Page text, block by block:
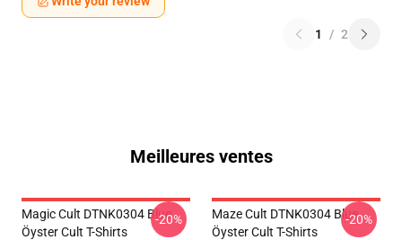
1 / 2
Meilleures ventes
Magic Cult DTNK0304 Blue
Öyster Cult T-Shirts
-20%
Maze Cult DTNK0304 Blue
Öyster Cult T-Shirts
-20%